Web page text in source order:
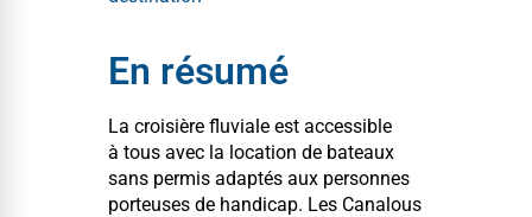
En résumé
La croisière flu­viale est acces­si­ble
à tous avec la loca­tion de bateaux
sans per­mis adap­tés aux per­son­nes
por­teuses de hand­i­cap. Les Canalous